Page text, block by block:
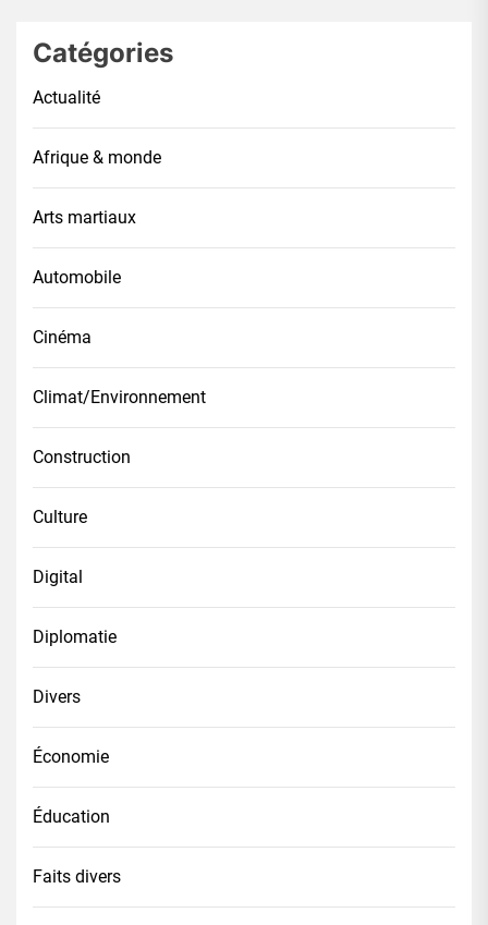
Catégories
Actualité
Afrique & monde
Arts martiaux
Automobile
Cinéma
Climat/Environnement
Construction
Culture
Digital
Diplomatie
Divers
Économie
Éducation
Faits divers